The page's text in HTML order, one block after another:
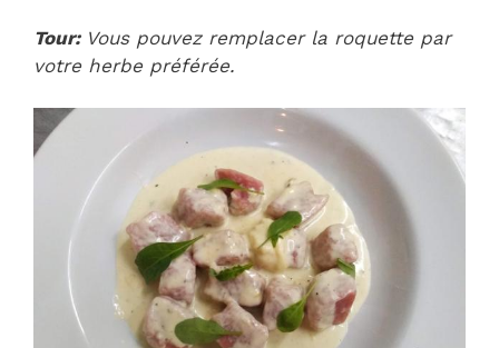
Tour:Vous pouvez remplacer la roquette par
votre herbe préférée.